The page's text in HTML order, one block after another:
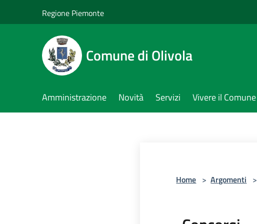
Regione Piemonte
Comune di Olivola
Amministrazione Novità Servizi Vivere il Comune
Home > Argomenti >